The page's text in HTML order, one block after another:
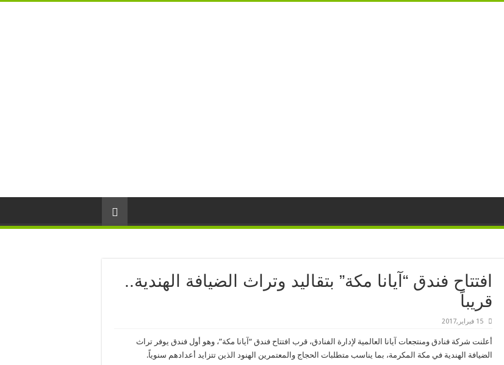
افتتاح فندق “آيانا مكة” بتقاليد وتراث الضيافة الهندية..
قريباً
15 فبراير,2017
أعلنت شركة فنادق ومنتجعات آيانا العالمية لإدارة الفنادق، قرب افتتاح فندق “آيانا مكة”، وهو أول فندق يوفر تراث
الضيافة الهندية في مكة المكرمة، بما يناسب متطلبات الحجاج والمعتمرين الهنود الذين تتزايد أعدادهم سنوياً.